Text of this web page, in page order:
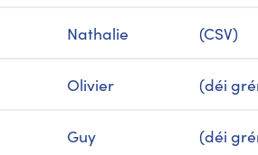
Nathalie (CSV)
Olivier (déi
Guy (déi